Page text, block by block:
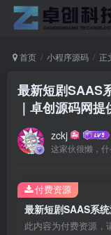
首页 小程序源码 正
最新短剧SAAS
｜卓创源码网提
zckj
这家伙很懒，什
此内容为付费资源，
付费资源